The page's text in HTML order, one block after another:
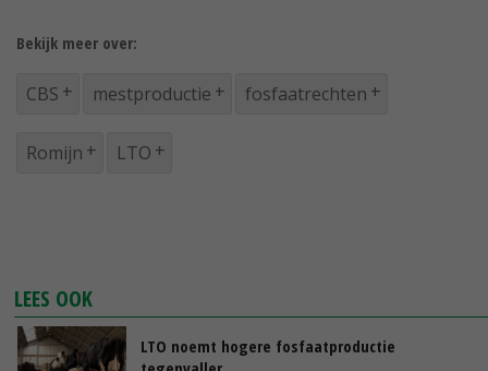
Bekijk meer over:
CBS mestproductie fosfaatrechten
Romijn LTO
LEES OOK
LTO noemt hogere fosfaatproductie